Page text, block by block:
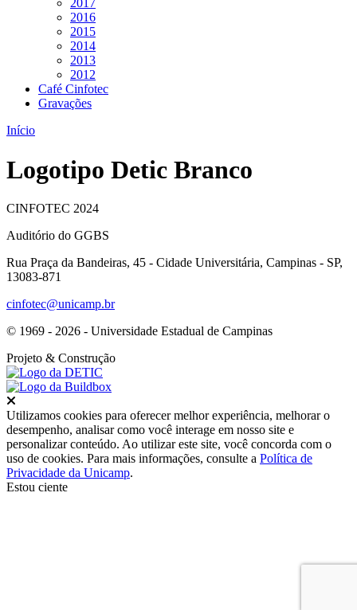
2017
2016
2015
2014
2013
2012
Café Cinfotec
Gravações
Início
Logotipo Detic Branco
CINFOTEC 2024
Auditório do GGBS
Rua Praça da Bandeiras, 45 - Cidade Universitária, Campinas - SP,
13083-871
cinfotec@unicamp.br
© 1969 - 2026 - Universidade Estadual de Campinas
Projeto & Construção
Utilizamos cookies para oferecer melhor experiência, melhorar o
desempenho, analisar como você interage em nosso site e
personalizar conteúdo. Ao utilizar este site, você concorda com o
uso de cookies. Para mais informações, consulte a Política de
Privacidade da Unicamp.
Estou ciente